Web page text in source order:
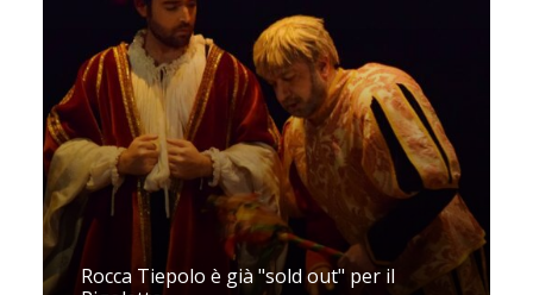
Rocca Tiepolo è già "sold out" per il